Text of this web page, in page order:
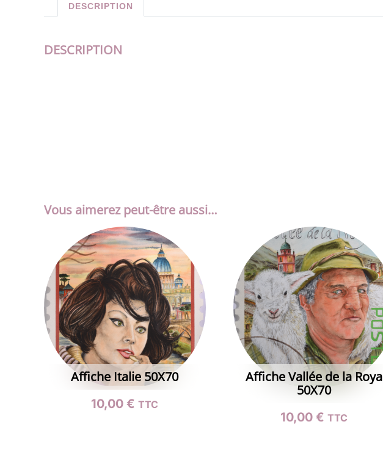
DESCRIPTION
DESCRIPTION
Vous aimerez peut-être aussi…
Affiche Italie 50X70
10,00€ TTC
Affiche Vallée de la Roya
50X70
10,00€ TTC